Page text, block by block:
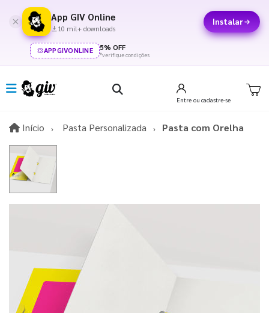
App GIV Online
10 mil+ downloads
Instalar
APPGIVONLINE 5% OFF
*verifique condições
Entre ou cadastre-se
Início InícioPasta Personalizada Pasta com Orelha